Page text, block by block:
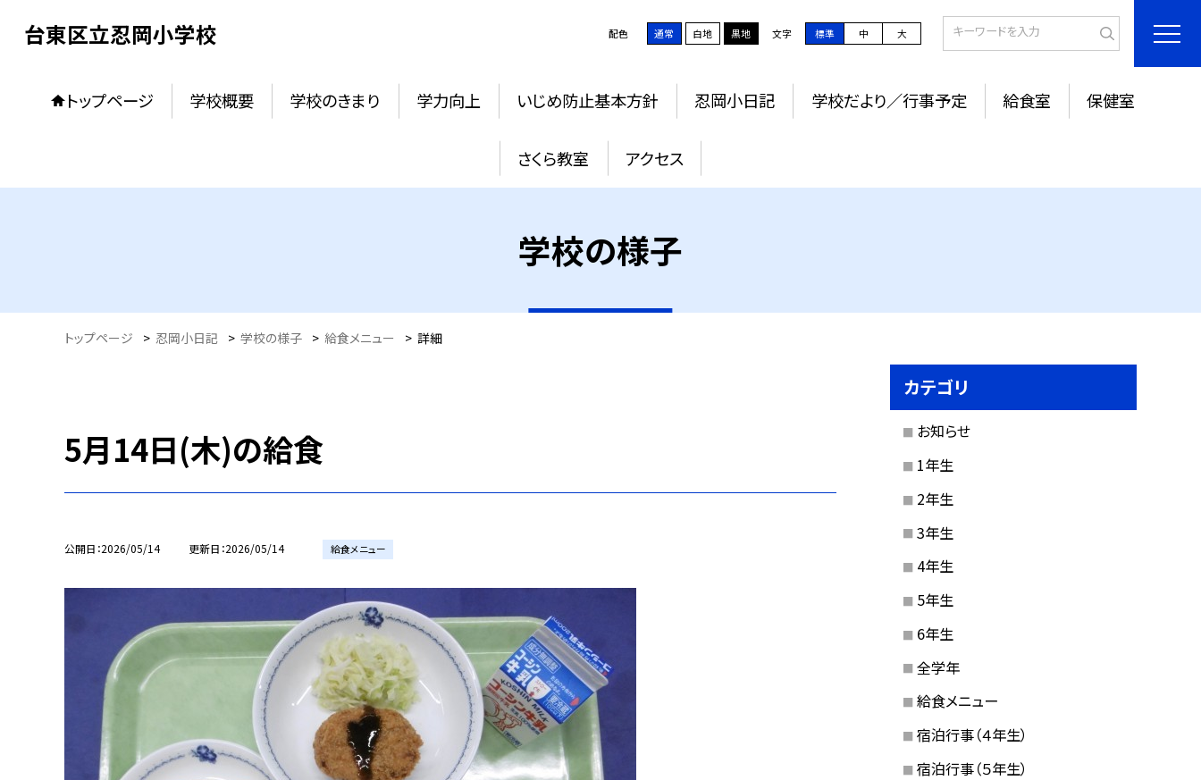
台東区立忍岡小学校 配色 通常 白地 黒地 文字 標準 中 大
トップページ 学校概要 学校のきまり 学力向上 いじめ防止基本方針 忍岡小日記 学校だより／行事予定 給食室 保健室
さくら教室 アクセス
学校の様子
トップページ > 忍岡小日記 > 学校の様子 > 給食メニュー > 詳細
5月14日(木)の給食
公開日 2026/05/14 更新日 2026/05/14 給食メニュー
カテゴリ
お知らせ
1年生
2年生
3年生
4年生
5年生
6年生
全学年
給食メニュー
宿泊行事（４年生）
宿泊行事（５年生）